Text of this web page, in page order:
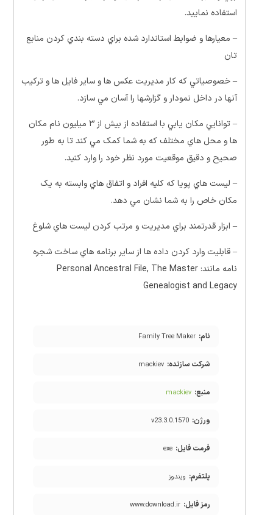
استفاده نماييد.
– معيارها و ضوابط استاندارد شده براي دسته بندي کردن منابع
تان
– خصوصياتي که کار مديريت عکس ها و ساير فايل ها و ترکيب
آنها در داخل نمودار و گزارشها را آسان مي سازد.
– توانايي مکان يابي با استفاده از بيش از ۳ ميليون نام مکان
ها و محل هاي مختلف که به شما کمک مي کند تا به طور
صحيح و دقيق موقعيت مورد نظر خود را وارد کنيد.
– ليست هاي پويا که کليه افراد و اتفاق هاي وابسته به يک
مکان خاص را به شما نشان مي دهد.
– ابزار قدرتمند براي مديريت و مرتب کردن ليست هاي شلوغ
– قابليت وارد کردن داده ها از ساير برنامه هاي ساخت شجره
نامه مانند: Personal Ancestral File, The Master
Genealogist and Legacy
نام: Family Tree Maker
شرکت سازنده: mackiev
منبع: mackiev
ورژن: v23.3.0.1570
فرمت فایل: exe
پلتفرم: ویندوز
رمز فایل: www.download.ir